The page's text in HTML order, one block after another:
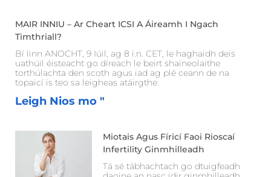
MAIR INNIU – Ar Cheart ICSI A Áireamh I Ngach
Timthriall?
Bí linn ANOCHT, 9 Iúil, ag 8 i.n. CET, le haghaidh deis
uathúil éisteacht go díreach le beirt shaineolaithe
torthúlachta den scoth agus iad ag plé ceann de na
topaicí is teo sa leigheas atáirgthe.
Leigh Nios mo "
Miotais Agus Fíricí Faoi Rioscaí
Infertility Ginmhilleadh
Tá sé tábhachtach go dtuigfeadh